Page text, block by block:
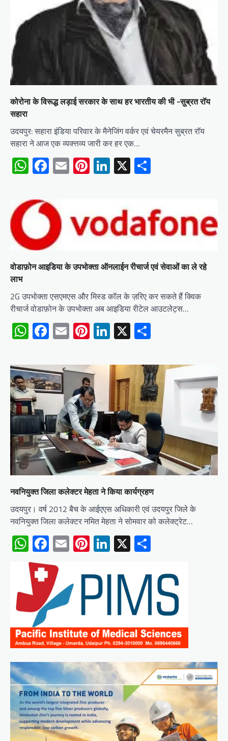
कोरोना के विरूद्ध लड़ाई सरकार के साथ हर भारतीय की भी -सुब्रत राॅय
सहारा
उदयपुर: सहारा इंडिया परिवार के मैनेजिंग वर्कर एवं चेयरमैन सुब्रत राॅय
सहारा ने आज एक व्यक्त्तव्य जारी कर हर एक…
WhatsApp
Facebook
EmailPinterest
LinkedIn
X
वोडाफ़ोन आइडिया के उपभोक्ता ऑनलाईन रीचार्ज एवं सेवाओं का ले रहे
लाभ
2G उपभोक्ता एसएमएस और मिस्ड कॉल के ज़रिए कर सकते हैं क्विक
रीचार्ज वोडाफ़ोन के उपभोक्ता अब आइडिया रीटेल आउटलेट्स…
WhatsApp
Facebook
EmailPinterest
LinkedIn
X
नवनियुक्त जिला कलेक्टर मेहता ने किया कार्यग्रहण
उदयपुर। वर्ष 2012 बैच के आईएएस अधिकारी एवं उदयपुर जिले के
नवनियुक्त जिला कलेक्टर नमित मेहता ने सोमवार को कलेक्ट्रेट…
WhatsApp
Facebook
EmailPinterest
LinkedIn
X